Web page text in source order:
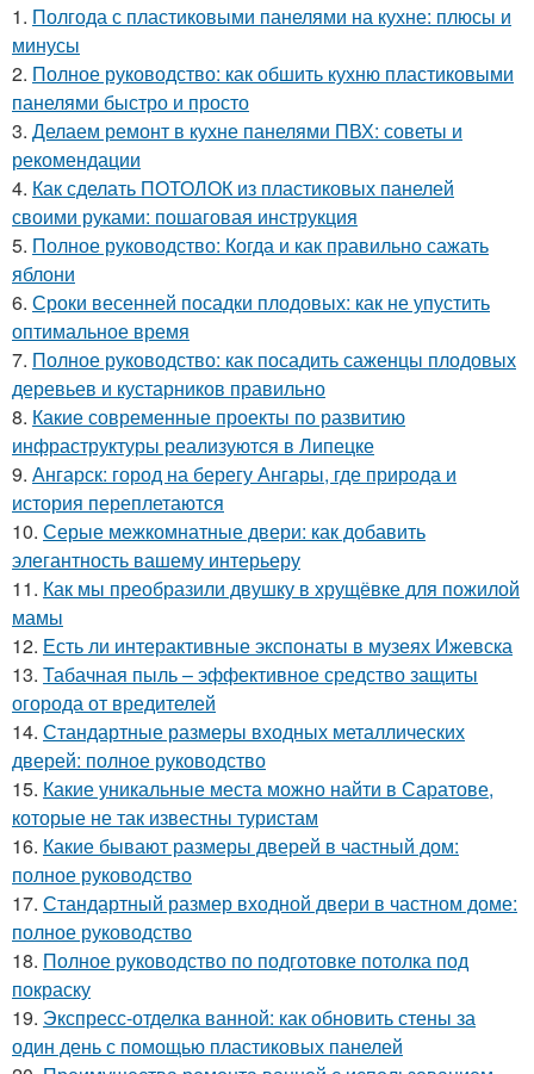
1. Полгода с пластиковыми панелями на кухне: плюсы и
минусы
2. Полное руководство: как обшить кухню пластиковыми
панелями быстро и просто
3. Делаем ремонт в кухне панелями ПВХ: советы и
рекомендации
4. Как сделать ПОТОЛОК из пластиковых панелей
своими руками: пошаговая инструкция
5. Полное руководство: Когда и как правильно сажать
яблони
6. Сроки весенней посадки плодовых: как не упустить
оптимальное время
7. Полное руководство: как посадить саженцы плодовых
деревьев и кустарников правильно
8. Какие современные проекты по развитию
инфраструктуры реализуются в Липецке
9. Ангарск: город на берегу Ангары, где природа и
история переплетаются
10. Серые межкомнатные двери: как добавить
элегантность вашему интерьеру
11. Как мы преобразили двушку в хрущёвке для пожилой
мамы
12. Есть ли интерактивные экспонаты в музеях Ижевска
13. Табачная пыль – эффективное средство защиты
огорода от вредителей
14. Стандартные размеры входных металлических
дверей: полное руководство
15. Какие уникальные места можно найти в Саратове,
которые не так известны туристам
16. Какие бывают размеры дверей в частный дом:
полное руководство
17. Стандартный размер входной двери в частном доме:
полное руководство
18. Полное руководство по подготовке потолка под
покраску
19. Экспресс-отделка ванной: как обновить стены за
один день с помощью пластиковых панелей